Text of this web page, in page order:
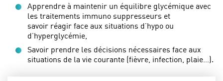
Apprendre à maintenir un équilibre glycémique avec
les traitements immuno suppresseurs et
savoir réagir face aux situations d’hypo ou
d’hyperglycémie,
Savoir prendre les décisions nécessaires face aux
situations de la vie courante (fièvre, infection, plaie…).